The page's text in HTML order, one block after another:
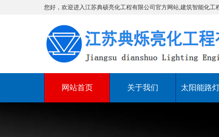
您好，欢迎进入江苏典硕亮化工程有限公司官方网站,建筑智能化工
网站首页 关于我们 太阳能路